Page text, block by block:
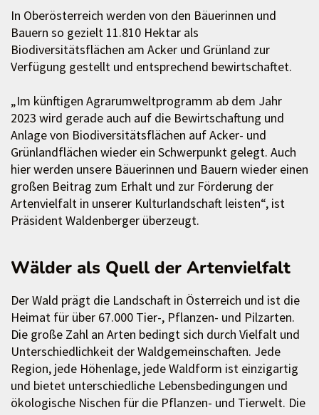
In Oberösterreich werden von den Bäuerinnen und
Bauern so gezielt 11.810 Hektar als
Biodiversitätsflächen am Acker und Grünland zur
Verfügung gestellt und entsprechend bewirtschaftet.
„Im künftigen Agrarumweltprogramm ab dem Jahr
2023 wird gerade auch auf die Bewirtschaftung und
Anlage von Biodiversitätsflächen auf Acker- und
Grünlandflächen wieder ein Schwerpunkt gelegt. Auch
hier werden unsere Bäuerinnen und Bauern wieder einen
großen Beitrag zum Erhalt und zur Förderung der
Artenvielfalt in unserer Kulturlandschaft leisten“, ist
Präsident Waldenberger überzeugt.
Wälder als Quell der Artenvielfalt
Der Wald prägt die Landschaft in Österreich und ist die
Heimat für über 67.000 Tier-, Pflanzen- und Pilzarten.
Die große Zahl an Arten bedingt sich durch Vielfalt und
Unterschiedlichkeit der Waldgemeinschaften. Jede
Region, jede Höhenlage, jede Waldform ist einzigartig
und bietet unterschiedliche Lebensbedingungen und
ökologische Nischen für die Pflanzen- und Tierwelt. Die